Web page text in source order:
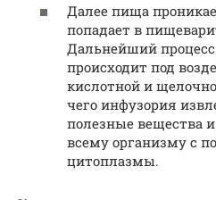
Далее пища
попадает в
Дальнейший
происходит под
кислотной и
чего инфузория
полезные вещества
всему организму с
цитоплазмы.